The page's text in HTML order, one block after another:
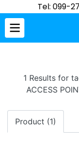
Tel: 099-
1 Results for
ACCESS
Product (1)